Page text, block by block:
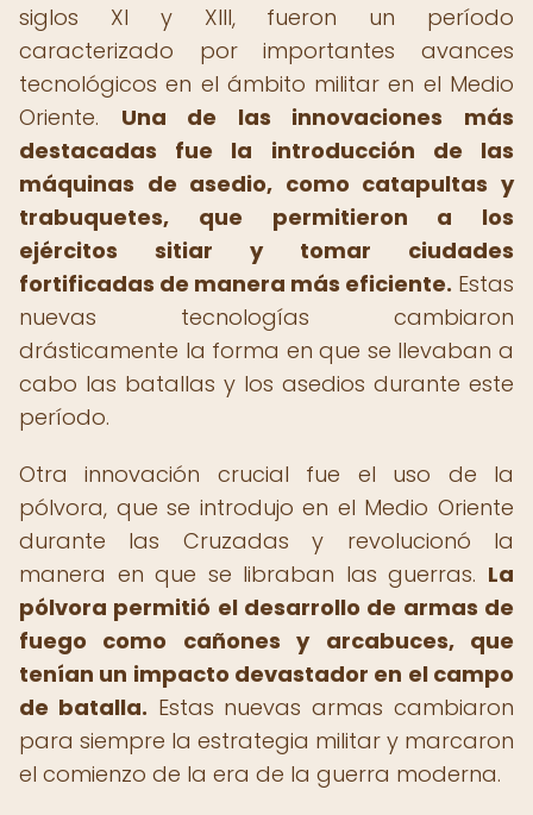
siglos XI y XIII, fueron un período
caracterizado por importantes avances
tecnológicos en el ámbito militar en el Medio
Oriente. Una de las innovaciones más
destacadas fue la introducción de las
máquinas de asedio, como catapultas y
trabuquetes, que permitieron a los
ejércitos sitiar y tomar ciudades
fortificadas de manera más eficiente. Estas
nuevas tecnologías cambiaron
drásticamente la forma en que se llevaban a
cabo las batallas y los asedios durante este
período.
Otra innovación crucial fue el uso de la
pólvora, que se introdujo en el Medio Oriente
durante las Cruzadas y revolucionó la
manera en que se libraban las guerras. La
pólvora permitió el desarrollo de armas de
fuego como cañones y arcabuces, que
tenían un impacto devastador en el campo
de batalla. Estas nuevas armas cambiaron
para siempre la estrategia militar y marcaron
el comienzo de la era de la guerra moderna.